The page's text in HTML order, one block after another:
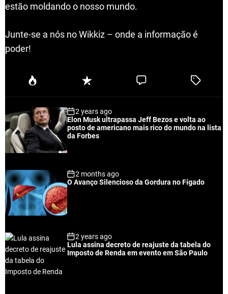
estão moldando o nosso mundo.
Junte-se a nós no Wikkiz – onde a informação é
poder!
P
u
a
r
R
e
n
t
C
e
T
e
2 years ago
Elon Musk ultrapassa Jeff Bezos e volta ao
posto de americano mais rico do mundo na lista
da Forbes
2 months ago
O Avanço Silencioso da Gordura no Fígado
2 years ago
Lula assina decreto de reajuste da tabela do
Imposto de Renda em evento em São Paulo